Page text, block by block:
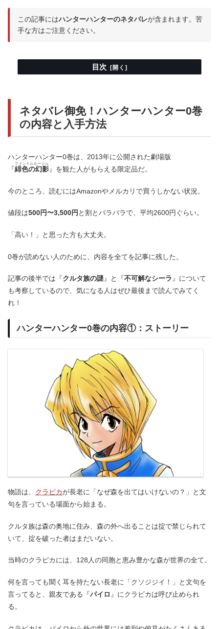
この記事にはハンターハンターのネタバレが含まれます。苦
手な方はご注意ください。
目次
ネタバレ御免！ハンターハンター0巻
の内容と入手方法
ハンターハンター0巻は、2013年に公開された劇場版
『緋色の幻影
ファントムルージュ
』を観た人がもらえる限定品だ。
今のところ、読むにはAmazonやメルカリで買うしかない状況。
値段は500円〜3,500円 と割とバラバラで、平均2600円ぐらい。
「高い！」と思った方も大丈夫。
0巻が読めない人のために、内容を全てを記事に残した。
記事の後半では『クルタ族の謎』と『不可解なシーラ 』について
も考察しているので、気になる人はぜひ最後まで読んでみてく
れ！
ハンターハンター0巻の内容①：ストーリー
物語は、 クラピカが長老に「なぜ森を出てはいけないの？」と文
句を言っている場面から始まる。
クルタ族は森の奥地に住み、森の外へ出ることは掟で禁じられて
いて、掟を破った者はまだいない。
当時のクラピカには、128人の同胞と恵み豊かな森が世界の全て。
何を言っても聞く耳を持たない長老に「クソジジイ！」と文句を
言ってると、親友である『パイロ 』にクラピカは呼び止められ
る。